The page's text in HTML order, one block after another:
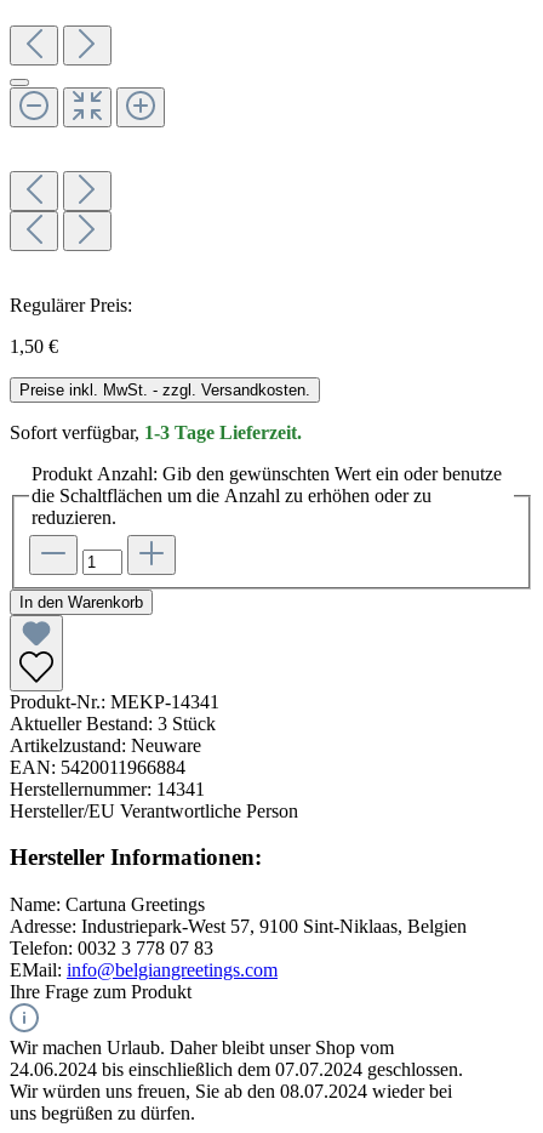
Regulärer Preis:
1,50 €
Preise inkl. MwSt. - zzgl. Versandkosten.
Sofort verfügbar, 1-3 Tage Lieferzeit.
Produkt Anzahl: Gib den gewünschten Wert ein oder benutze
die Schaltflächen um die Anzahl zu erhöhen oder zu
reduzieren.
In den Warenkorb
Produkt-Nr.: MEKP-14341
Aktueller Bestand: 3 Stück
Artikelzustand: Neuware
EAN: 5420011966884
Herstellernummer: 14341
Hersteller/EU Verantwortliche Person
Hersteller Informationen:
Name: Cartuna Greetings
Adresse: Industriepark-West 57, 9100 Sint-Niklaas, Belgien
Telefon: 0032 3 778 07 83
EMail: info@belgiangreetings.com
Ihre Frage zum Produkt
Wir machen Urlaub. Daher bleibt unser Shop vom
24.06.2024 bis einschließlich dem 07.07.2024 geschlossen.
Wir würden uns freuen, Sie ab den 08.07.2024 wieder bei
uns begrüßen zu dürfen.